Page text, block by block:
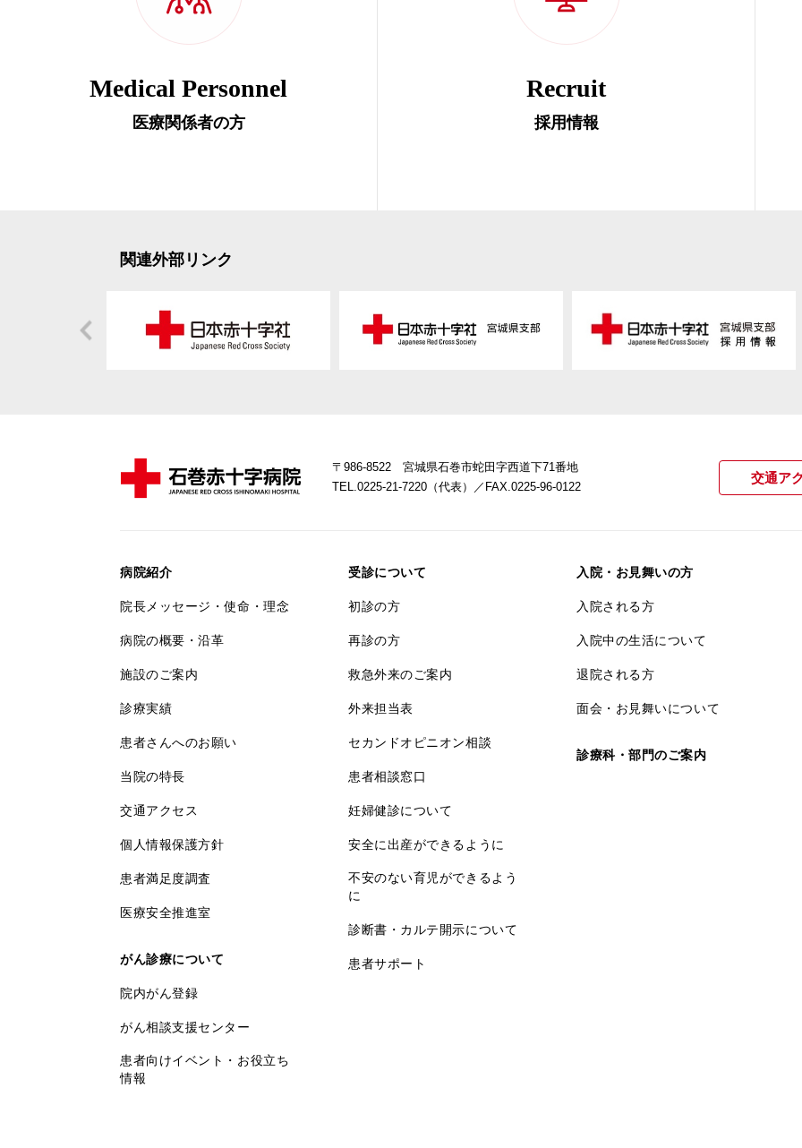
Medical Personnel
医療関係者の方
Recruit
採用情報
関連外部リンク
〒986-8522 宮城県石巻市蛇田字西道下71番地
TEL.0225-21-7220（代表）
／FAX.0225-96-0122
交通ア
病院紹介
院長メッセージ・使命・理念
病院の概要・沿革
施設のご案内
診療実績
患者さんへのお願い
当院の特長
交通アクセス
個人情報保護方針
患者満足度調査
医療安全推進室
がん診療について
院内がん登録
がん相談支援センター
患者向けイベント・お役立ち
情報
受診について
初診の方
再診の方
救急外来のご案内
外来担当表
セカンドオピニオン相談
患者相談窓口
妊婦健診について
安全に出産ができるように
不安のない育児ができるよう
に
診断書・カルテ開示について
患者サポート
入院・お見舞いの方
入院される方
入院中の生活について
退院される方
面会・お見舞いについて
診療科・部門のご案内